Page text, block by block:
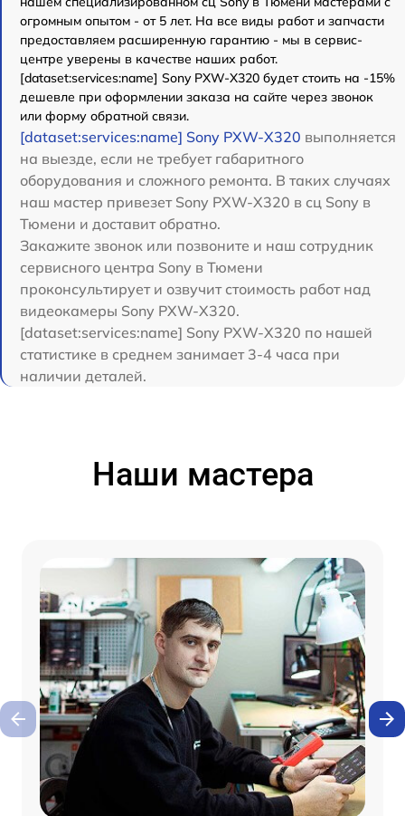
огромным опытом - от 5 лет. На все виды работ и запчасти
предоставляем расширенную гарантию - мы в сервис-
центре уверены в качестве наших работ.
[dataset:services:name] Sony PXW-X320 будет стоить на -15%
дешевле при оформлении заказа на сайте через звонок
или форму обратной связи.
[dataset:services:name] Sony PXW-X320 выполняется
на выезде, если не требует габаритного
оборудования и сложного ремонта. В таких случаях
наш мастер привезет Sony PXW-X320 в сц Sony в
Тюмени и доставит обратно.
Закажите звонок или позвоните и наш сотрудник
сервисного центра Sony в Тюмени
проконсультирует и озвучит стоимость работ над
видеокамеры Sony PXW-X320.
[dataset:services:name] Sony PXW-X320 по нашей
статистике в среднем занимает 3-4 часа при
наличии деталей.
Наши мастера